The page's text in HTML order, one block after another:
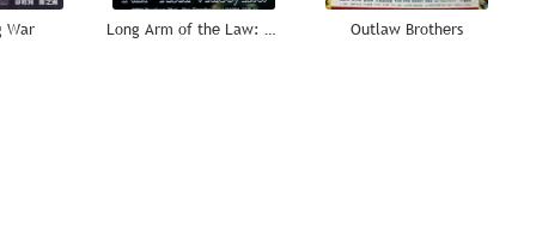
War Long Arm of the Law: Part 4 Outlaw Brothers